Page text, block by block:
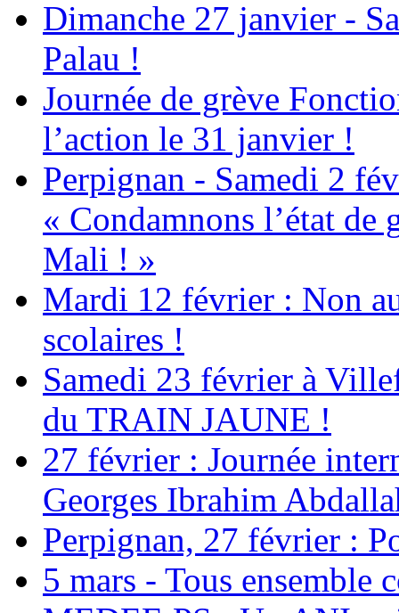
Dimanche 27 janvier -
Palau !
Journée de grève
l’action le 31 janvier !
Perpignan - Samedi 2
« Condamnons l’état de
Mali ! »
Mardi 12 février : Non
scolaires !
Samedi 23 février à
du TRAIN JAUNE !
27 février : Journée
Georges Ibrahim
Perpignan, 27 février :
5 mars - Tous ensemble